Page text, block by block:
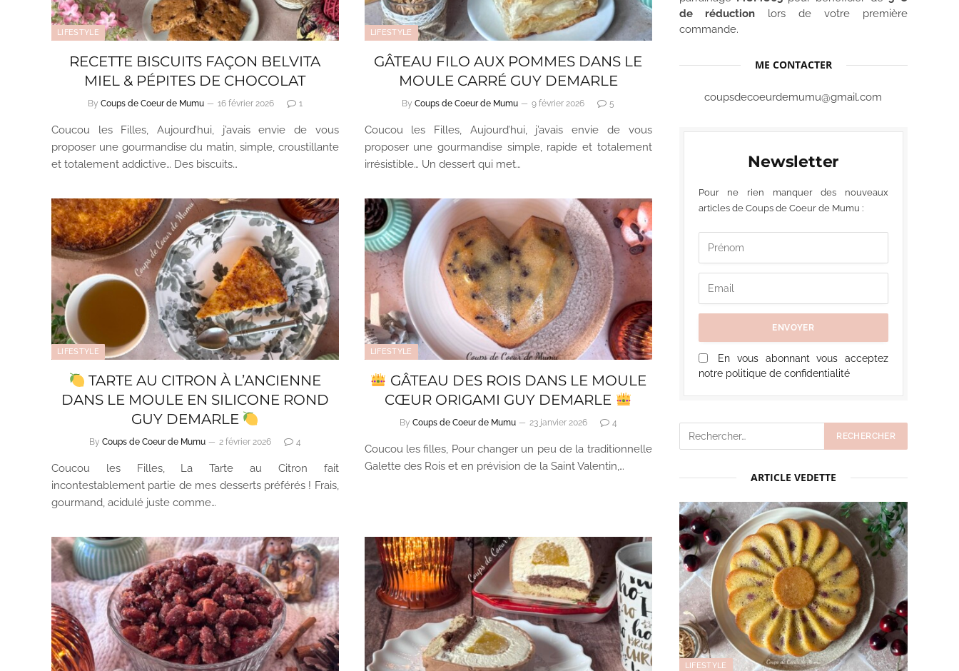
LIFESTYLE
RECETTE BISCUITS FAÇON BELVITA
MIEL & PÉPITES DE CHOCOLAT
By Coups de Coeur de Mumu 16 février 2026 1
Coucou les Filles, Aujourd’hui, j’avais envie de vous
proposer une gourmandise du matin, simple, croustillante
et totalement addictive… Des biscuits…
LIFESTYLE
GÂTEAU FILO AUX POMMES DANS LE
MOULE CARRÉ GUY DEMARLE
By Coups de Coeur de Mumu 9 février 2026 5
Coucou les Filles, Aujourd’hui, j’avais envie de vous
proposer une gourmandise simple, rapide et totalement
irrésistible… Un dessert qui met…
LIFESTYLE
TARTE AU CITRON À L’ANCIENNE
DANS LE MOULE EN SILICONE ROND
GUY DEMARLE
By Coups de Coeur de Mumu 2 février 2026 4
Coucou les Filles, La Tarte au Citron fait
incontestablement partie de mes desserts préférés ! Frais,
gourmand, acidulé juste comme…
LIFESTYLE
GÂTEAU DES ROIS DANS LE MOULE
CŒUR ORIGAMI GUY DEMARLE
By Coups de Coeur de Mumu 23 janvier 2026 4
Coucou les filles, Pour changer un peu de la traditionnelle
Galette des Rois et en prévision de la Saint Valentin,…
de réduction lors de votre première
commande.
ME CONTACTER
coupsdecoeurdemumu@gmail.com
Newsletter
Pour ne rien manquer des nouveaux
articles de Coups de Coeur de Mumu :
En vous abonnant vous acceptez
notre politique de confidentialité
ARTICLE VEDETTE
LIFESTYLE